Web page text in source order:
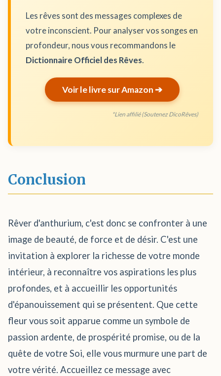
Les rêves sont des messages complexes de
votre inconscient. Pour analyser vos songes en
profondeur, nous vous recommandons le
Dictionnaire Officiel des Rêves.
Voir le livre sur Amazon ➔
*Lien affilié (Soutenez DicoRêves)
Conclusion
Rêver d'anthurium, c'est donc se confronter à une
image de beauté, de force et de désir. C'est une
invitation à explorer la richesse de votre monde
intérieur, à reconnaître vos aspirations les plus
profondes, et à accueillir les opportunités
d'épanouissement qui se présentent. Que cette
fleur vous soit apparue comme un symbole de
passion ardente, de prospérité promise, ou de la
quête de votre Soi, elle vous murmure une part de
votre vérité. Accueillez ce message avec